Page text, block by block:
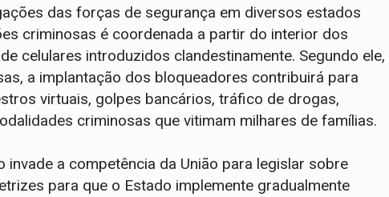
das forças de segurança em diversos estados
criminosas é coordenada a partir do interior dos
celulares introduzidos clandestinamente. Segundo ele,
a implantação dos bloqueadores contribuirá para
virtuais, golpes bancários, tráfico de drogas,
criminosas que vitimam milhares de famílias.
invade a competência da União para legislar sobre
para que o Estado implemente gradualmente